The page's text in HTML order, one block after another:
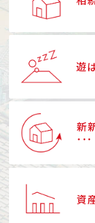
遊
新
･･･
資